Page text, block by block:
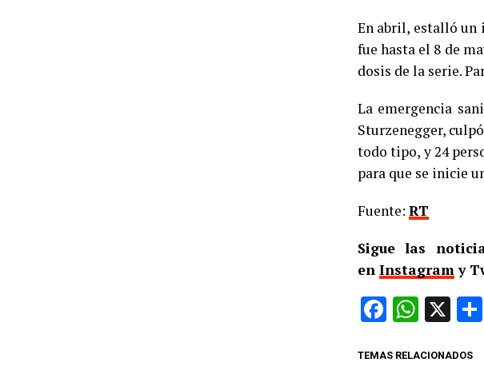
En abril, estalló un
fue hasta el 8 de
dosis de la serie.
La emergencia
Sturzenegger,
todo tipo, y 24
para que se inicie
Fuente: RT
Sigue las
en Instagramy
Facebook
X
TEMAS RELACIONADOS